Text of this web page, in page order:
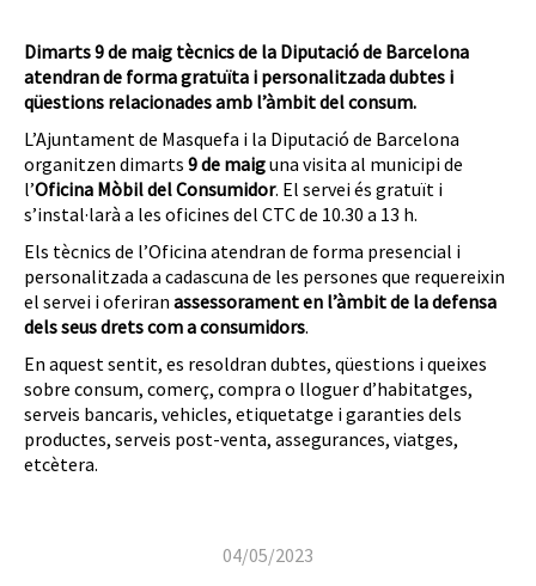
Dimarts 9 de maig tècnics de la Diputació de Barcelona
atendran de forma gratuïta i personalitzada dubtes i
qüestions relacionades amb l’àmbit del consum.
L’Ajuntament de Masquefa i la Diputació de Barcelona
organitzen dimarts 9 de maiguna visita al municipi de
l’Oficina Mòbil del Consumidor. El servei és gratuït i
s’instal·larà a les oficines del CTC de 10.30 a 13 h.
Els tècnics de l’Oficina atendran de forma presencial i
personalitzada a cadascuna de les persones que requereixin
el servei i oferiran assessorament en l’àmbit de la defensa
dels seus drets com a consumidors.
En aquest sentit, es resoldran dubtes, qüestions i queixes
sobre consum, comerç, compra o lloguer d’habitatges,
serveis bancaris, vehicles, etiquetatge i garanties dels
productes, serveis post-venta, assegurances, viatges,
etcètera.
04/05/2023